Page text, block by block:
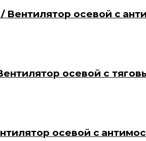
/ Вентилятор осевой c
осевой с
осевой c